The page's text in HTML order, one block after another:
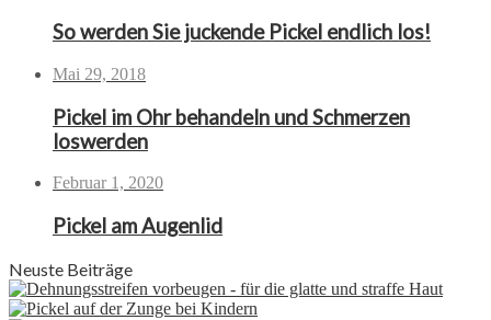
So werden Sie juckende Pickel endlich los!
Mai 29, 2018
Pickel im Ohr behandeln und Schmerzen
loswerden
Februar 1, 2020
Pickel am Augenlid
Neuste Beiträge